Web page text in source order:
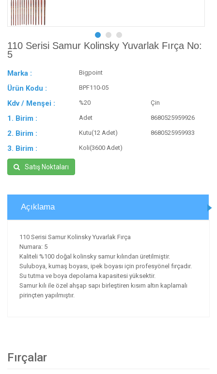
110 Serisi Samur Kolinsky Yuvarlak Fırça No:
5
Marka : Bigpoint
Ürün Kodu : BPF110-05
Kdv / Menşei : %20 Çin
1. Birim : Adet 8680525959926
2. Birim : Kutu(12 Adet) 8680525959933
3. Birim : Koli(3600 Adet)
Satış Noktaları
Açıklama
110 Serisi Samur Kolinsky Yuvarlak Fırça
Numara: 5
Kaliteli %100 doğal kolinsky samur kılından üretilmiştir.
Suluboya, kumaş boyası, ipek boyası için profesyönel fırçadır.
Su tutma ve boya depolama kapasitesi yüksektir.
Samur kılı ile özel ahşap sapı birleştiren kısım altın kaplamalı
pirinçten yapılmıştır.
Fırçalar